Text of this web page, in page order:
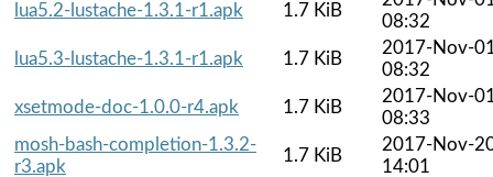
lua5.2-lustache-1.3.1-r1.apk
1.7 KiB
08:32
lua5.3-lustache-1.3.1-r1.apk
1.7 KiB
2017-Nov-
08:32
xsetmode-doc-1.0.0-r4.apk
1.7 KiB
2017-Nov-
08:33
mosh-bash-completion-1.3.2-
r3.apk
1.7 KiB
2017-Nov-
14:01